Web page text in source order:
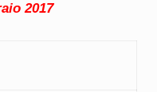
2017